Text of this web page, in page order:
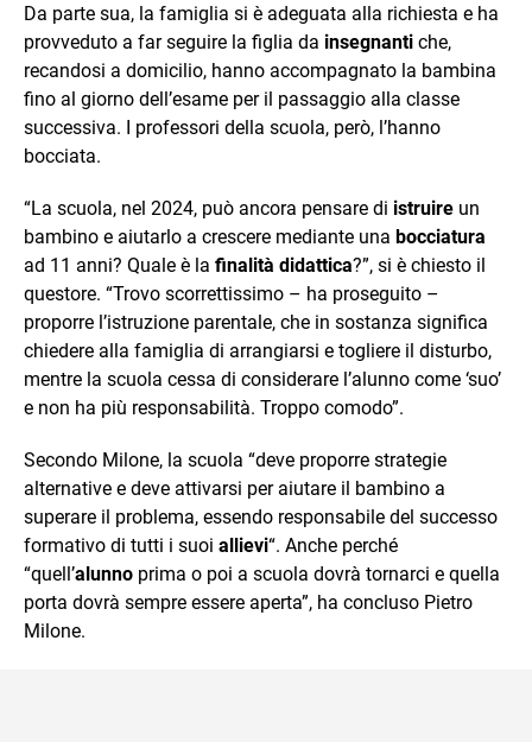
Da parte sua, la famiglia si è adeguata alla richiesta e ha
provveduto a far seguire la figlia da insegnanti che,
recandosi a domicilio, hanno accompagnato la bambina
fino al giorno dell’esame per il passaggio alla classe
successiva. I professori della scuola, però, l’hanno
bocciata.
“La scuola, nel 2024, può ancora pensare di istruire un
bambino e aiutarlo a crescere mediante una bocciatura
ad 11 anni? Quale è la finalità didattica?”, si è chiesto il
questore. “Trovo scorrettissimo – ha proseguito –
proporre l’istruzione parentale, che in sostanza significa
chiedere alla famiglia di arrangiarsi e togliere il disturbo,
mentre la scuola cessa di considerare l’alunno come ‘suo’
e non ha più responsabilità. Troppo comodo”.
Secondo Milone, la scuola “deve proporre strategie
alternative e deve attivarsi per aiutare il bambino a
superare il problema, essendo responsabile del successo
formativo di tutti i suoi allievi“. Anche perché
“quell’alunno prima o poi a scuola dovrà tornarci e quella
porta dovrà sempre essere aperta”, ha concluso Pietro
Milone.